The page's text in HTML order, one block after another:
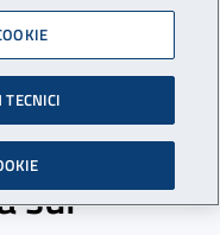
di
per la
sul